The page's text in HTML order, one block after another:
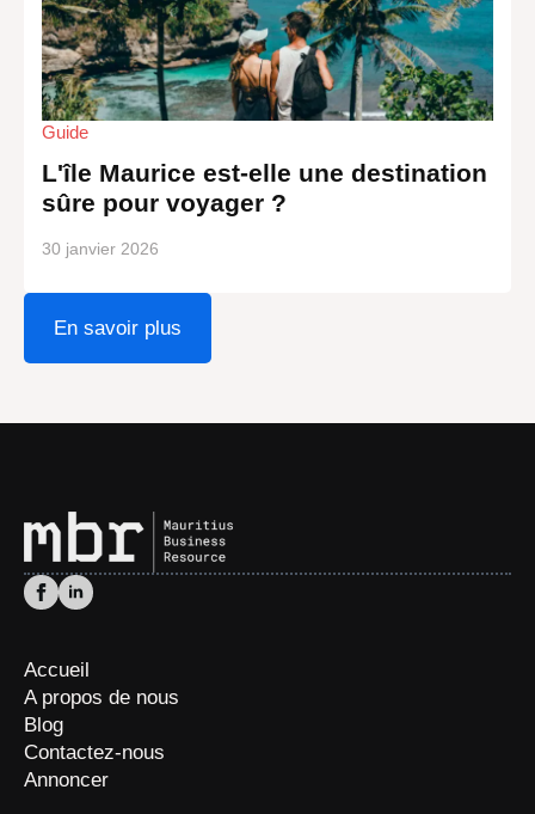
L'île Maurice est-elle une destination
sûre pour voyager ?
30 janvier 2026
Guide
En savoir plus
Accueil
A propos de nous
Blog
Contactez-nous
Annoncer